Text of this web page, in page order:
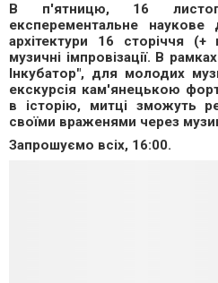
В п'ятницю, 16
експерементальне
архітектури 16 сторіччя
музичні імпровізації. В
Інкубатор", для молодих
екскурсія кам'янецькою
в історію, митці зможуть
своїми враженями через
Запрошуємо всіх, 16:00.